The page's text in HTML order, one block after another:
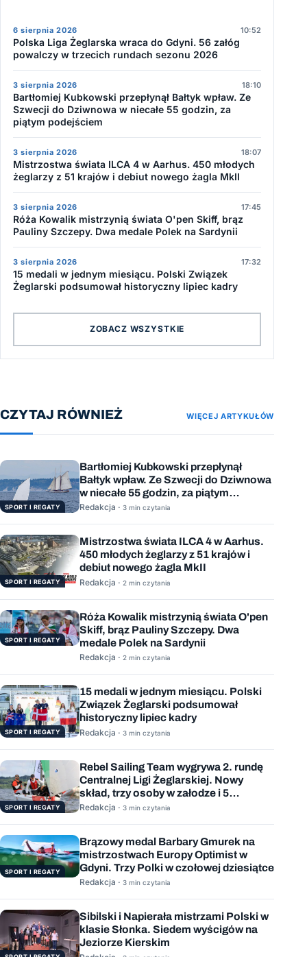
6 sierpnia 2026 10:52
Polska Liga Żeglarska wraca do Gdyni. 56 załóg
powalczy w trzecich rundach sezonu 2026
3 sierpnia 2026 18:10
Bartłomiej Kubkowski przepłynął Bałtyk wpław. Ze
Szwecji do Dziwnowa w niecałe 55 godzin, za
piątym podejściem
3 sierpnia 2026 18:07
Mistrzostwa świata ILCA 4 w Aarhus. 450 młodych
żeglarzy z 51 krajów i debiut nowego żagla MkII
3 sierpnia 2026 17:45
Róża Kowalik mistrzynią świata O'pen Skiff, brąz
Pauliny Szczepy. Dwa medale Polek na Sardynii
3 sierpnia 2026 17:32
15 medali w jednym miesiącu. Polski Związek
Żeglarski podsumował historyczny lipiec kadry
ZOBACZ WSZYSTKIE
CZYTAJ RÓWNIEŻ WIĘCEJ ARTYKUŁÓW
SPORT I REGATY
Bartłomiej Kubkowski przepłynął
Bałtyk wpław. Ze Szwecji do Dziwnowa
w niecałe 55 godzin, za piątym
podejściem
Redakcja · 3 min czytania
SPORT I REGATY
Mistrzostwa świata ILCA 4 w Aarhus.
450 młodych żeglarzy z 51 krajów i
debiut nowego żagla MkII
Redakcja · 2 min czytania
SPORT I REGATY
Róża Kowalik mistrzynią świata O'pen
Skiff, brąz Pauliny Szczepy. Dwa
medale Polek na Sardynii
Redakcja · 2 min czytania
SPORT I REGATY
15 medali w jednym miesiącu. Polski
Związek Żeglarski podsumował
historyczny lipiec kadry
Redakcja · 3 min czytania
SPORT I REGATY
Rebel Sailing Team wygrywa 2. rundę
Centralnej Ligi Żeglarskiej. Nowy
skład, trzy osoby w załodze i 5
wygranych wyścigów
Redakcja · 3 min czytania
SPORT I REGATY
Brązowy medal Barbary Gmurek na
mistrzostwach Europy Optimist w
Gdyni. Trzy Polki w czołowej dziesiątce
Redakcja · 3 min czytania
Sibilski i Napierała mistrzami Polski w
klasie Słonka. Siedem wyścigów na
Jeziorze Kierskim